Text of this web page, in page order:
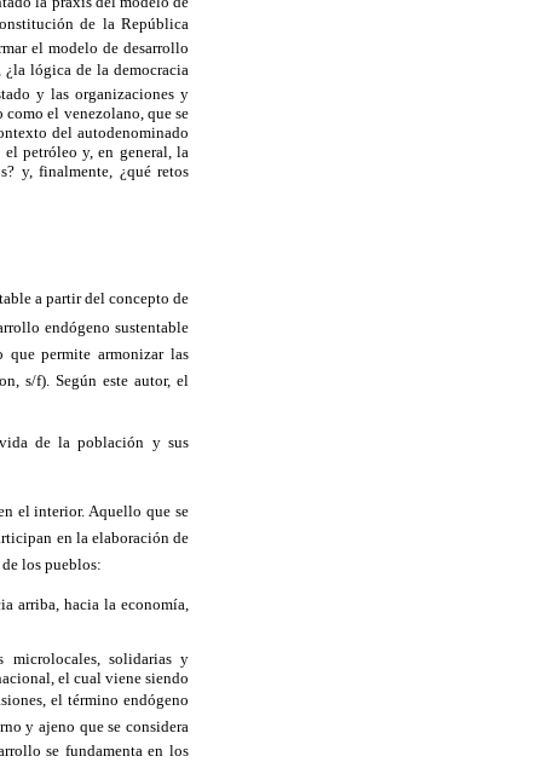
de la República
el modelo de desarrollo
¿la lógica de la democracia
y las organizaciones y
el venezolano, que se
del autodenominado
petróleo y, en general, la
y, finalmente, ¿qué retos
a partir del concepto de
endógeno sustentable
que permite armonizar las
s/f). Según este autor, el
de la población y sus
el interior. Aquello que se
en la elaboración de
los pueblos:
arriba, hacia la economía,
microlocales, solidarias y
el cual viene siendo
el término endógeno
y ajeno que se considera
se fundamenta en los